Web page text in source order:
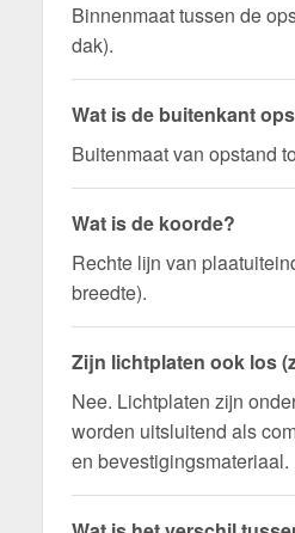
Binnenmaat tussen de
dak).
Wat is de buitenkant
Buitenmaat van opstand
Wat is de koorde?
Rechte lijn van
breedte).
Zijn lichtplaten ook los
Nee. Lichtplaten zijn
worden uitsluitend als
en bevestigingsmateriaal.